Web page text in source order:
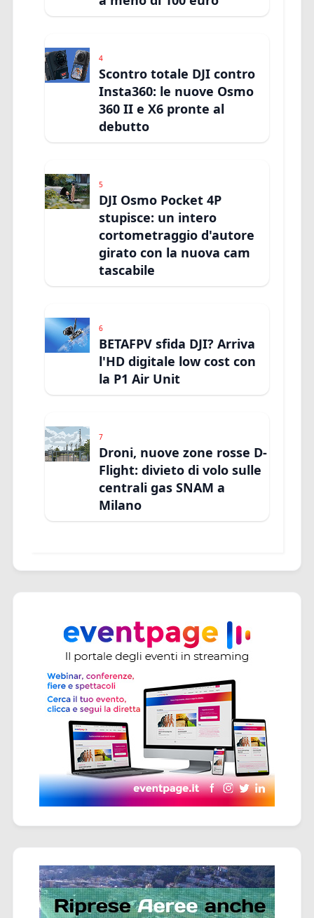
4
Scontro totale DJI contro
Insta360: le nuove Osmo
360 II e X6 pronte al
debutto
5
DJI Osmo Pocket 4P
stupisce: un intero
cortometraggio d'autore
girato con la nuova cam
tascabile
6
BETAFPV sfida DJI? Arriva
l'HD digitale low cost con
la P1 Air Unit
7
Droni, nuove zone rosse D-
Flight: divieto di volo sulle
centrali gas SNAM a
Milano